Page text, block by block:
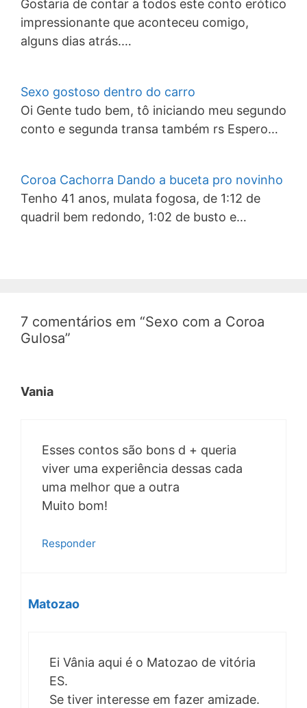
Gostaria de contar a todos este conto erótico
impressionante que aconteceu comigo,
alguns dias atrás.…
Sexo gostoso dentro do carro
Oi Gente tudo bem, tô iniciando meu segundo
conto e segunda transa também rs Espero…
Coroa Cachorra Dando a buceta pro novinho
Tenho 41 anos, mulata fogosa, de 1:12 de
quadril bem redondo, 1:02 de busto e…
7 comentários em “Sexo com a Coroa
Gulosa”
Vania
Esses contos são bons d + queria
viver uma experiência dessas cada
uma melhor que a outra
Muito bom!
Responder
Matozao
Ei Vânia aqui é o Matozao de vitória
ES.
Se tiver interesse em fazer amizade.